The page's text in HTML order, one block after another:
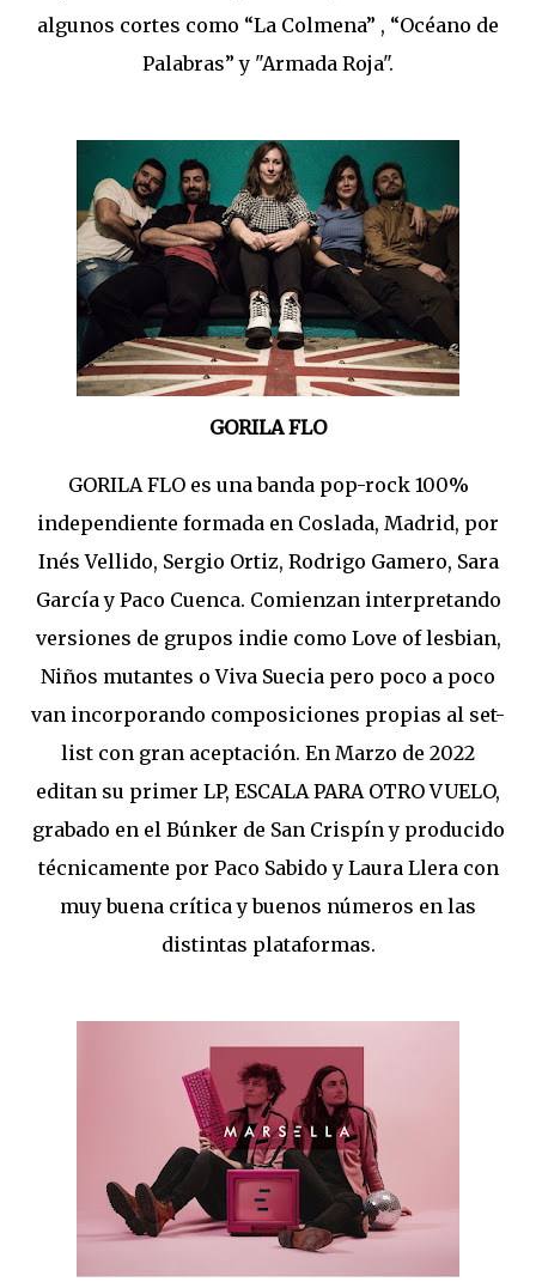
algunos cortes como “La Colmena” , “Océano de
Palabras” y "Armada Roja".
GORILA FLO
GORILA FLO es una banda pop-rock 100%
independiente formada en Coslada, Madrid, por
Inés Vellido, Sergio Ortiz, Rodrigo Gamero, Sara
García y Paco Cuenca. Comienzan interpretando
versiones de grupos indie como Love of lesbian,
Niños mutantes o Viva Suecia pero poco a poco
van incorporando composiciones propias al set-
list con gran aceptación. En Marzo de 2022
editan su primer LP, ESCALA PARA OTRO VUELO,
grabado en el Búnker de San Crispín y producido
técnicamente por Paco Sabido y Laura Llera con
muy buena crítica y buenos números en las
distintas plataformas.